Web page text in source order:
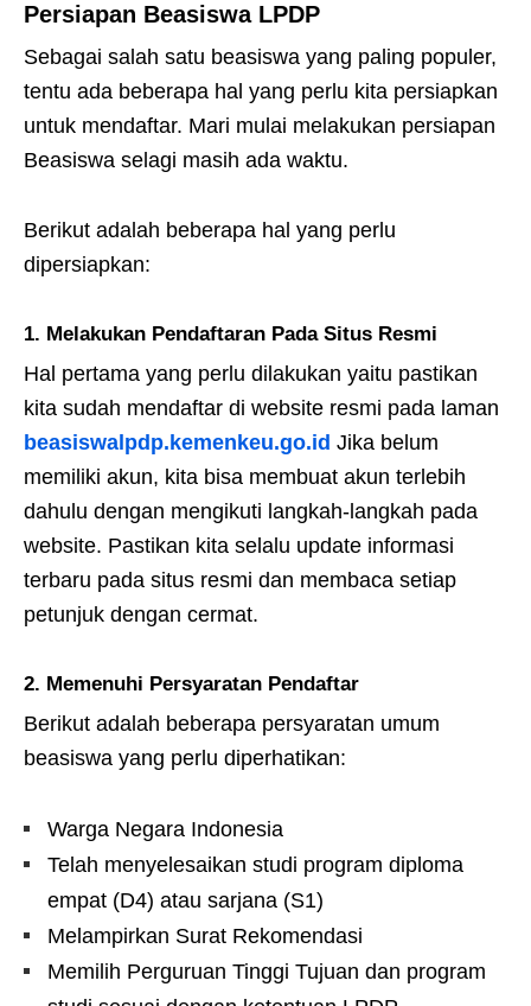
Persiapan Beasiswa LPDP
Sebagai salah satu beasiswa yang paling populer,
tentu ada beberapa hal yang perlu kita persiapkan
untuk mendaftar. Mari mulai melakukan persiapan
Beasiswa selagi masih ada waktu.
Berikut adalah beberapa hal yang perlu
dipersiapkan:
1. Melakukan Pendaftaran Pada Situs Resmi
Hal pertama yang perlu dilakukan yaitu pastikan
kita sudah mendaftar di website resmi pada laman
beasiswalpdp.kemenkeu.go.id Jika belum
memiliki akun, kita bisa membuat akun terlebih
dahulu dengan mengikuti langkah-langkah pada
website. Pastikan kita selalu update informasi
terbaru pada situs resmi dan membaca setiap
petunjuk dengan cermat.
2. Memenuhi Persyaratan Pendaftar
Berikut adalah beberapa persyaratan umum
beasiswa yang perlu diperhatikan:
Warga Negara Indonesia
Telah menyelesaikan studi program diploma
empat (D4) atau sarjana (S1)
Melampirkan Surat Rekomendasi
Memilih Perguruan Tinggi Tujuan dan program